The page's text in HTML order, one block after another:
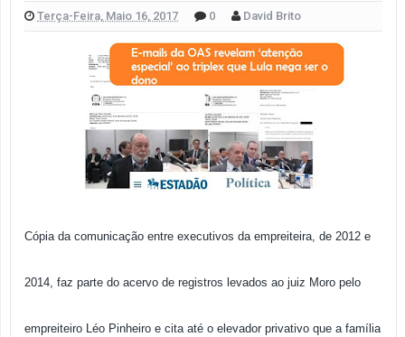
Terça-Feira, Maio 16, 2017 0 David Brito
Cópia da comunicação entre executivos da empreiteira, de 2012 e
2014, faz parte do acervo de registros levados ao juiz Moro pelo
empreiteiro Léo Pinheiro e cita até o elevador privativo que a família